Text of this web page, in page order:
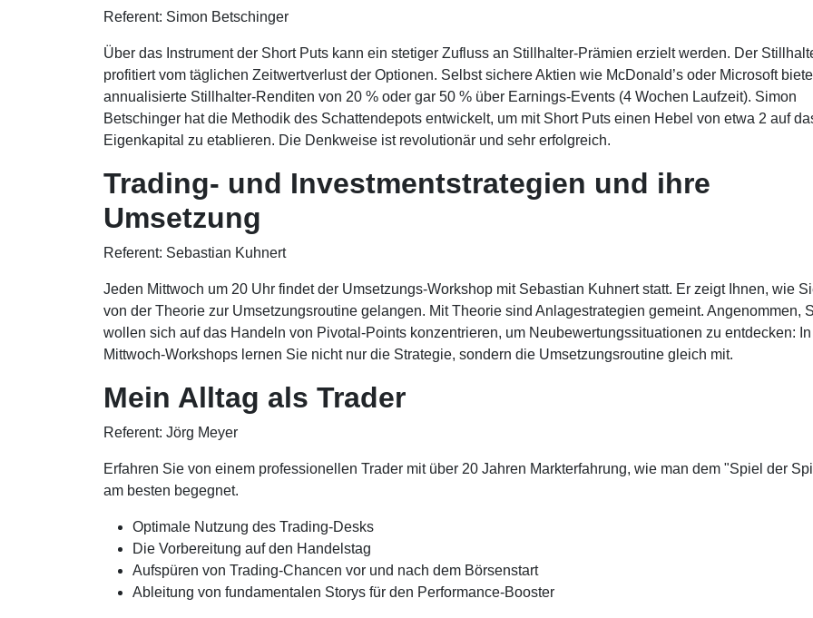
Referent: Simon Betschinger
Über das Instrument der Short Puts kann ein stetiger Zufluss an Stillhalter-Prämien erzielt werden. Der
profitiert vom täglichen Zeitwertverlust der Optionen. Selbst sichere Aktien wie McDonald’s oder Microsoft
annualisierte Stillhalter-Renditen von 20 % oder gar 50 % über Earnings-Events (4 Wochen Laufzeit). Simon
Betschinger hat die Methodik des Schattendepots entwickelt, um mit Short Puts einen Hebel von etwa 2 auf
Eigenkapital zu etablieren. Die Denkweise ist revolutionär und sehr erfolgreich.
Trading- und Investmentstrategien und ihre
Umsetzung
Referent: Sebastian Kuhnert
Jeden Mittwoch um 20 Uhr findet der Umsetzungs-Workshop mit Sebastian Kuhnert statt. Er zeigt Ihnen, wie
von der Theorie zur Umsetzungsroutine gelangen. Mit Theorie sind Anlagestrategien gemeint. Angenommen,
wollen sich auf das Handeln von Pivotal-Points konzentrieren, um Neubewertungssituationen zu entdecken:
Mittwoch-Workshops lernen Sie nicht nur die Strategie, sondern die Umsetzungsroutine gleich mit.
Mein Alltag als Trader
Referent: Jörg Meyer
Erfahren Sie von einem professionellen Trader mit über 20 Jahren Markterfahrung, wie man dem "Spiel der
am besten begegnet.
Optimale Nutzung des Trading-Desks
Die Vorbereitung auf den Handelstag
Aufspüren von Trading-Chancen vor und nach dem Börsenstart
Ableitung von fundamentalen Storys für den Performance-Booster